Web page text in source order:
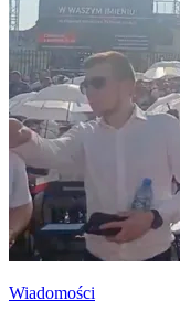
Wiadomości